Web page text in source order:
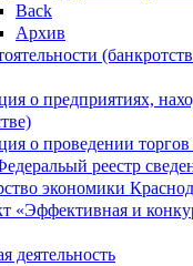
Back
Архив
о предприятиях,
о проведении
реестр
экономики
«Эффективная и
деятельность